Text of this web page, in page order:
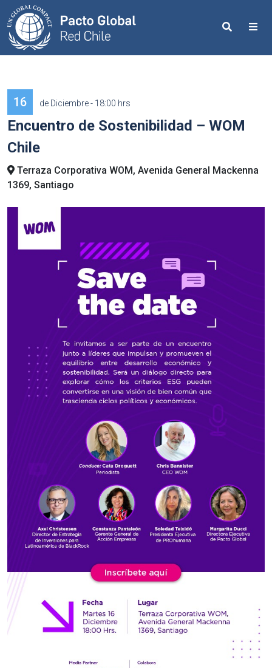
Search
16 de Diciembre - 18:00 hrs
Encuentro de Sostenibilidad – WOM
Chile
Terraza Corporativa WOM, Avenida General Mackenna
1369, Santiago